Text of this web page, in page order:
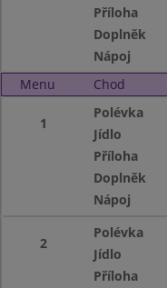
Příloha
Doplněk
Nápoj
Menu
Chod
1
Polévka
Jídlo
Příloha
Doplněk
Nápoj
2
Polévka
Jídlo
Příloha